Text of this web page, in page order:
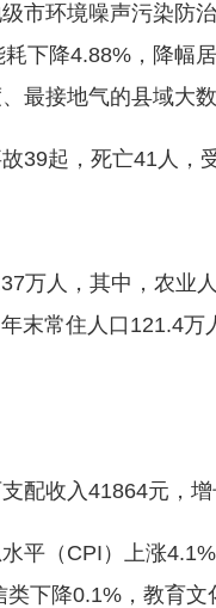
市环境噪声污染防
下降4.88%，降幅
最接地气的县域大
起，死亡41人，
人，其中，农业人
末常住人口121.4万
收入41864元，增
（CPI）上涨4.1%
下降0.1%，教育